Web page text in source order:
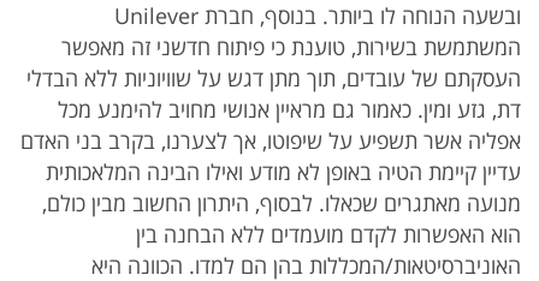
ובשעה הנוחה לו ביותר. בנוסף, חברת Unilever
המשתמשת בשירות, טוענת כי פיתוח חדשני זה מאפשר
העסקתם של עובדים, תוך מתן דגש על שוויוניות ללא הבדלי
דת, גזע ומין. כאמור גם מראיין אנושי מחויב להימנע מכל
אפליה אשר תשפיע על שיפוטו, אך לצערנו, בקרב בני האדם
עדיין קיימת הטיה באופן לא מודע ואילו הבינה המלאכותית
מנועה מאתגרים שכאלו. לבסוף, היתרון החשוב מבין כולם,
הוא האפשרות לקדם מועמדים ללא הבחנה בין
האוניברסיטאות/המכללות בהן הם למדו. הכוונה היא